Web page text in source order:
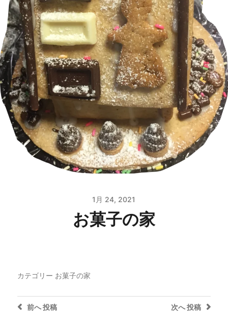
1月 24, 2021
お菓子の家
カテゴリー お菓子の家
次へ投稿
前へ投稿